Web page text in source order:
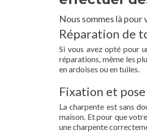
Nous sommes là pour
Réparation de
Si vous avez opté pour
réparations, même les
en ardoises ou en tuiles.
Fixation et
La charpente est sans
maison. Et pour que
une charpente